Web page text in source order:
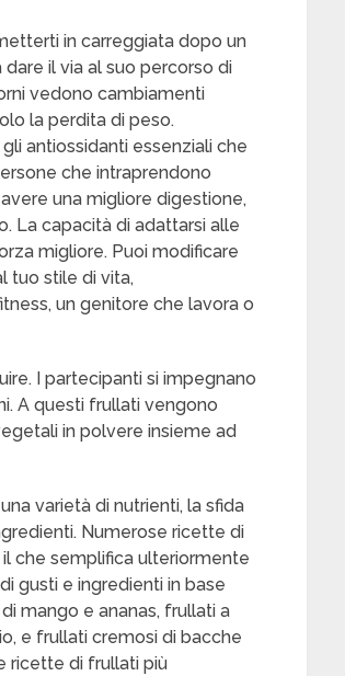
in carreggiata dopo un
il via al suo percorso di
vedono cambiamenti
la perdita di peso.
antiossidanti essenziali che
che intraprendono
una migliore digestione,
La capacità di adattarsi alle
migliore. Puoi modificare
tuo stile di vita,
un genitore che lavora o
I partecipanti si impegnano
A questi frullati vengono
in polvere insieme ad
varietà di nutrienti, la sfida
Numerose ricette di
che semplifica ulteriormente
gusti e ingredienti in base
mango e ananas, frullati a
e frullati cremosi di bacche
ricette di frullati più